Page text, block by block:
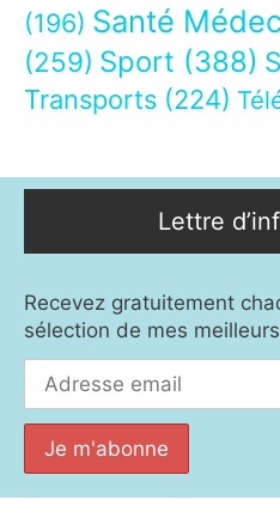
(196) Santé
(259) Sport (388)
Transports (224)
Lettre
Recevez gratuitement
sélection de mes